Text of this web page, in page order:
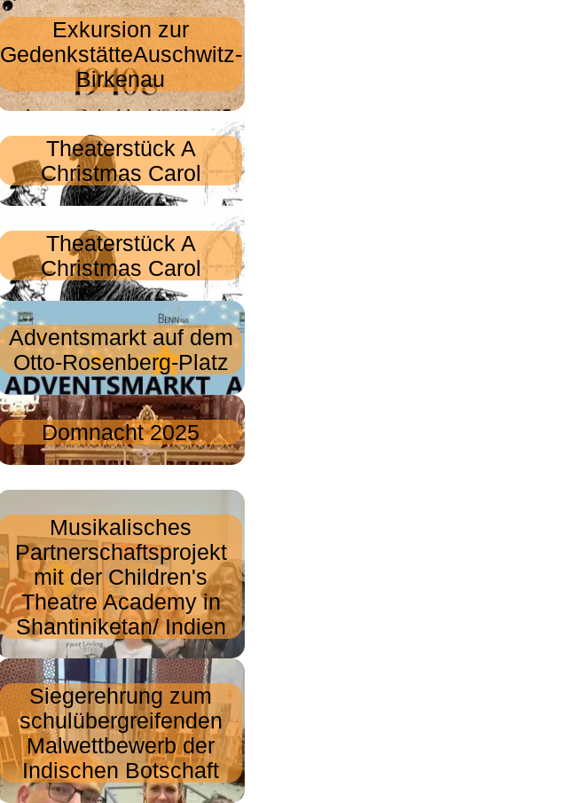
Exkursion zur
GedenkstätteAuschwitz-
Birkenau
Theaterstück A
Christmas Carol
Theaterstück A
Christmas Carol
Adventsmarkt auf dem
Otto-Rosenberg-Platz
Domnacht 2025
Musikalisches
Partnerschaftsprojekt
mit der Children's
Theatre Academy in
Shantiniketan/ Indien
Siegerehrung zum
schulübergreifenden
Malwettbewerb der
Indischen Botschaft